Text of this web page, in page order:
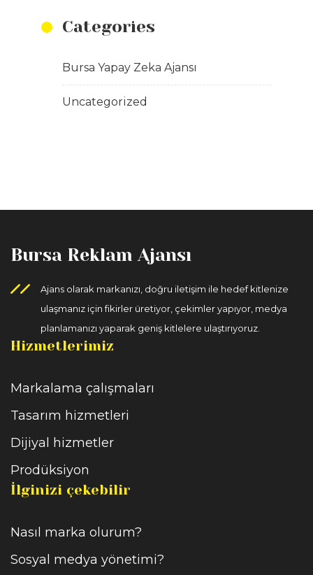
Categories
Bursa Yapay Zeka Ajansı
Uncategorized
Bursa Reklam Ajansı
Ajans olarak markanızı, doğru iletişim ile hedef kitlenize
ulaşmanız için fikirler üretiyor, çekimler yapıyor, medya
planlamanızı yaparak geniş kitlelere ulaştırıyoruz.
Hizmetlerimiz
Markalama çalışmaları
Tasarım hizmetleri
Dijiyal hizmetler
Prodüksiyon
İlginizi çekebilir
Nasıl marka olurum?
Sosyal medya yönetimi?